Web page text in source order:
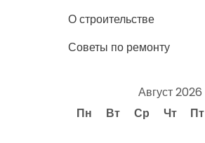
О строительстве
Советы по ремонту
Август 2026
Пн
Вт Ср Чт Пт